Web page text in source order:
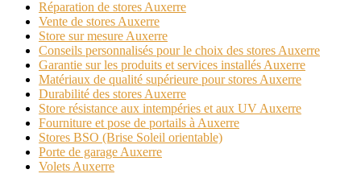
Réparation de stores Auxerre
Vente de stores Auxerre
Store sur mesure Auxerre
Conseils personnalisés pour le choix des stores Auxerre
Garantie sur les produits et services installés Auxerre
Matériaux de qualité supérieure pour stores Auxerre
Durabilité des stores Auxerre
Store résistance aux intempéries et aux UV Auxerre
Fourniture et pose de portails à Auxerre
Stores BSO (Brise Soleil orientable)
Porte de garage Auxerre
Volets Auxerre